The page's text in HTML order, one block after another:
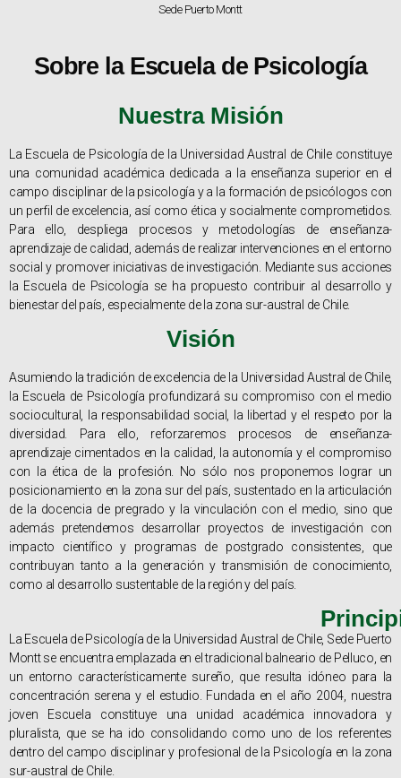
Sede Puerto Montt
Sobre la Escuela de Psicología
Nuestra Misión
La Escuela de Psicología de la Universidad Austral de Chile constituye
una comunidad académica dedicada a la enseñanza superior en el
campo disciplinar de la psicología y a la formación de psicólogos con
un perfil de excelencia, así como ética y socialmente comprometidos.
Para ello, despliega procesos y metodologías de enseñanza-
aprendizaje de calidad, además de realizar intervenciones en el entorno
social y promover iniciativas de investigación. Mediante sus acciones
la Escuela de Psicología se ha propuesto contribuir al desarrollo y
bienestar del país, especialmente de la zona sur-austral de Chile.
Visión
Asumiendo la tradición de excelencia de la Universidad Austral de Chile,
la Escuela de Psicología profundizará su compromiso con el medio
sociocultural, la responsabilidad social, la libertad y el respeto por la
diversidad. Para ello, reforzaremos procesos de enseñanza-
aprendizaje cimentados en la calidad, la autonomía y el compromiso
con la ética de la profesión. No sólo nos proponemos lograr un
posicionamiento en la zona sur del país, sustentado en la articulación
de la docencia de pregrado y la vinculación con el medio, sino que
además pretendemos desarrollar proyectos de investigación con
impacto científico y programas de postgrado consistentes, que
contribuyan tanto a la generación y transmisión de conocimiento,
como al desarrollo sustentable de la región y del país.
La Escuela de Psicología de la Universidad Austral de Chile, Sede Puerto
Montt se encuentra emplazada en el tradicional balneario de Pelluco, en
un entorno característicamente sureño, que resulta idóneo para la
concentración serena y el estudio. Fundada en el año 2004, nuestra
joven Escuela constituye una unidad académica innovadora y
pluralista, que se ha ido consolidando como uno de los referentes
dentro del campo disciplinar y profesional de la Psicología en la zona
sur-austral de Chile.